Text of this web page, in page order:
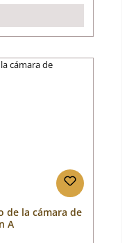
de la cámara de
A